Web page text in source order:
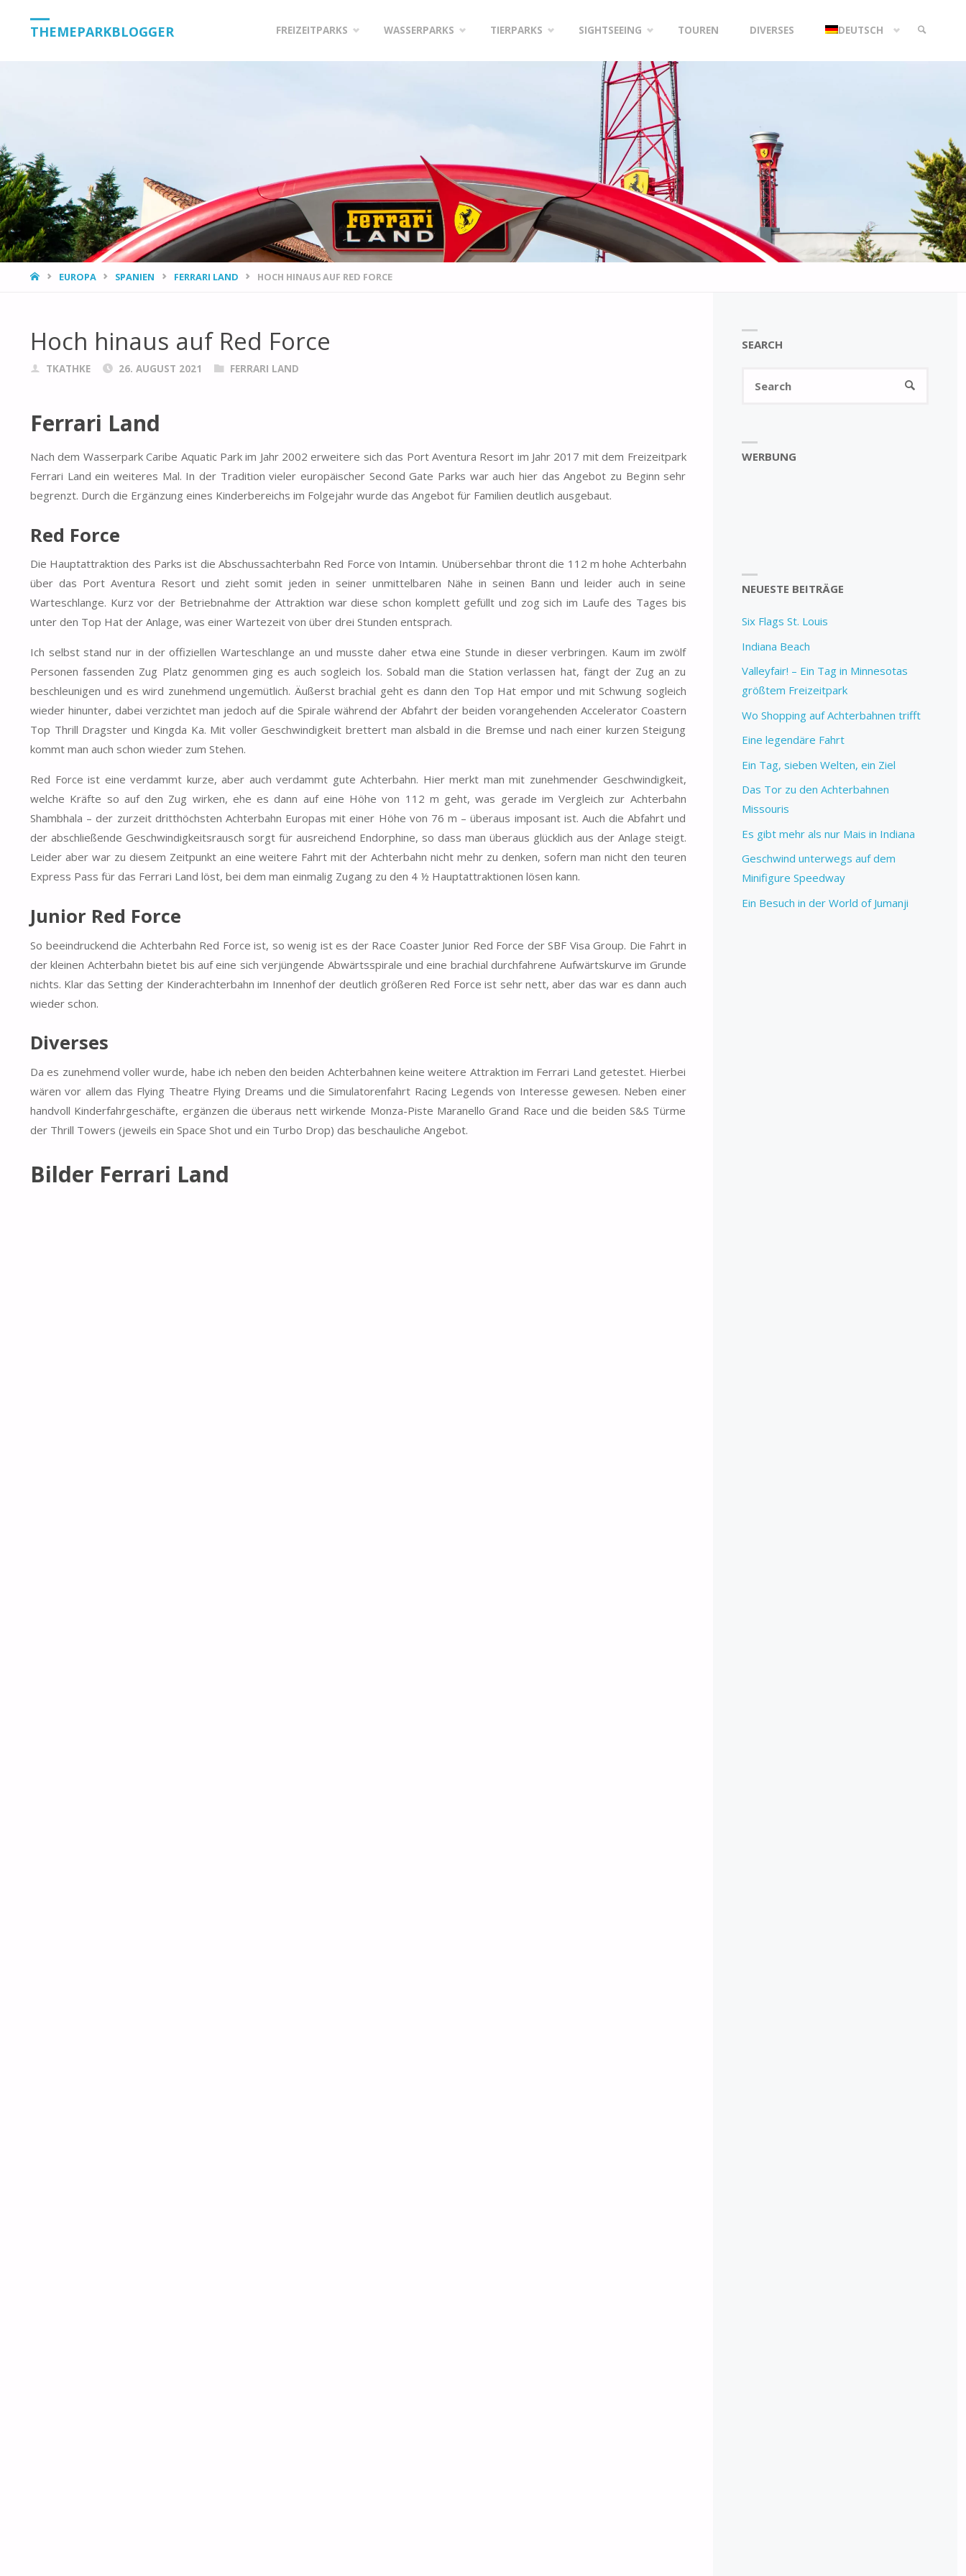
THEMEPARKBLOGGER FREIZEITPARKS WASSERPARKS TIERPARKS SIGHTSEEING TOUREN DIVERSES DEUTSCH
HOMEEUROPA SPANIEN FERRARI LAND HOCH HINAUS AUF RED FORCE
Hoch hinaus auf Red Force
TKATHKE 26. AUGUST 2021 FERRARI LAND
Ferrari Land
Nach dem Wasserpark Caribe Aquatic Park im Jahr 2002 erweitere sich das Port Aventura Resort im Jahr 2017 mit dem Freizeitpark
Ferrari Land ein weiteres Mal. In der Tradition vieler europäischer Second Gate Parks war auch hier das Angebot zu Beginn sehr
begrenzt. Durch die Ergänzung eines Kinderbereichs im Folgejahr wurde das Angebot für Familien deutlich ausgebaut.
Red Force
Die Hauptattraktion des Parks ist die Abschussachterbahn Red Force von Intamin. Unübersehbar thront die 112 m hohe Achterbahn
über das Port Aventura Resort und zieht somit jeden in seiner unmittelbaren Nähe in seinen Bann und leider auch in seine
Warteschlange. Kurz vor der Betriebnahme der Attraktion war diese schon komplett gefüllt und zog sich im Laufe des Tages bis
unter den Top Hat der Anlage, was einer Wartezeit von über drei Stunden entsprach.
Ich selbst stand nur in der offiziellen Warteschlange an und musste daher etwa eine Stunde in dieser verbringen. Kaum im zwölf
Personen fassenden Zug Platz genommen ging es auch sogleich los. Sobald man die Station verlassen hat, fängt der Zug an zu
beschleunigen und es wird zunehmend ungemütlich. Äußerst brachial geht es dann den Top Hat empor und mit Schwung sogleich
wieder hinunter, dabei verzichtet man jedoch auf die Spirale während der Abfahrt der beiden vorangehenden Accelerator Coastern
Top Thrill Dragster und Kingda Ka. Mit voller Geschwindigkeit brettert man alsbald in die Bremse und nach einer kurzen Steigung
kommt man auch schon wieder zum Stehen.
Red Force ist eine verdammt kurze, aber auch verdammt gute Achterbahn. Hier merkt man mit zunehmender Geschwindigkeit,
welche Kräfte so auf den Zug wirken, ehe es dann auf eine Höhe von 112 m geht, was gerade im Vergleich zur Achterbahn
Shambhala – der zurzeit dritthöchsten Achterbahn Europas mit einer Höhe von 76 m – überaus imposant ist. Auch die Abfahrt und
der abschließende Geschwindigkeitsrausch sorgt für ausreichend Endorphine, so dass man überaus glücklich aus der Anlage steigt.
Leider aber war zu diesem Zeitpunkt an eine weitere Fahrt mit der Achterbahn nicht mehr zu denken, sofern man nicht den teuren
Express Pass für das Ferrari Land löst, bei dem man einmalig Zugang zu den 4 ½ Hauptattraktionen lösen kann.
Junior Red Force
So beeindruckend die Achterbahn Red Force ist, so wenig ist es der Race Coaster Junior Red Force der SBF Visa Group. Die Fahrt in
der kleinen Achterbahn bietet bis auf eine sich verjüngende Abwärtsspirale und eine brachial durchfahrene Aufwärtskurve im Grunde
nichts. Klar das Setting der Kinderachterbahn im Innenhof der deutlich größeren Red Force ist sehr nett, aber das war es dann auch
wieder schon.
Diverses
Da es zunehmend voller wurde, habe ich neben den beiden Achterbahnen keine weitere Attraktion im Ferrari Land getestet. Hierbei
wären vor allem das Flying Theatre Flying Dreams und die Simulatorenfahrt Racing Legends von Interesse gewesen. Neben einer
handvoll Kinderfahrgeschäfte, ergänzen die überaus nett wirkende Monza-Piste Maranello Grand Race und die beiden S&S Türme
der Thrill Towers (jeweils ein Space Shot und ein Turbo Drop) das beschauliche Angebot.
Bilder Ferrari Land
SEARCH
SEARCH
WERBUNG
NEUESTE BEITRÄGE
Six Flags St. Louis
Indiana Beach
Valleyfair! – Ein Tag in Minnesotas
größtem Freizeitpark
Wo Shopping auf Achterbahnen trifft
Eine legendäre Fahrt
Ein Tag, sieben Welten, ein Ziel
Das Tor zu den Achterbahnen
Missouris
Es gibt mehr als nur Mais in Indiana
Geschwind unterwegs auf dem
Minifigure Speedway
Ein Besuch in der World of Jumanji